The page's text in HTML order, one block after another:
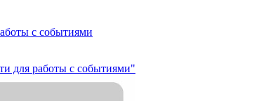
с событиями
для работы с событиями"